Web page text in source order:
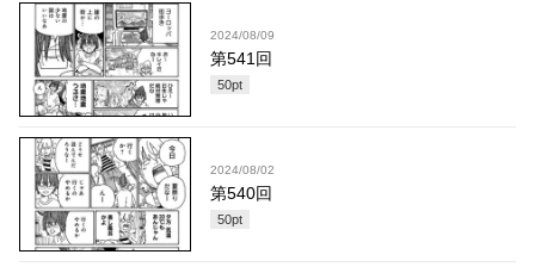
2024/08/09
第541回
50pt
2024/08/02
第540回
50pt